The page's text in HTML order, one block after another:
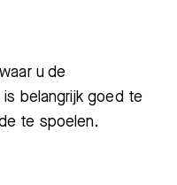
u de
belangrijk goed te
te spoelen.